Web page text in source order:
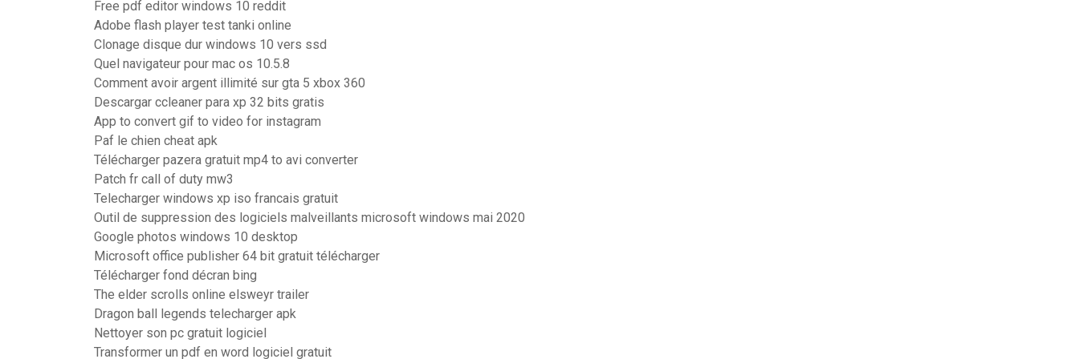
Free pdf editor windows 10 reddit
Adobe flash player test tanki online
Clonage disque dur windows 10 vers ssd
Quel navigateur pour mac os 10.5.8
Comment avoir argent illimité sur gta 5 xbox 360
Descargar ccleaner para xp 32 bits gratis
App to convert gif to video for instagram
Paf le chien cheat apk
Télécharger pazera gratuit mp4 to avi converter
Patch fr call of duty mw3
Telecharger windows xp iso francais gratuit
Outil de suppression des logiciels malveillants microsoft windows mai 2020
Google photos windows 10 desktop
Microsoft office publisher 64 bit gratuit télécharger
Télécharger fond décran bing
The elder scrolls online elsweyr trailer
Dragon ball legends telecharger apk
Nettoyer son pc gratuit logiciel
Transformer un pdf en word logiciel gratuit